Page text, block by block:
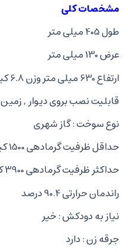
مشخصات کلی
طول 405 میلی متر
عرض 130 میلی متر
ارتفاع 630 میلی متر وزن 6.8 کیلوگرم
قابلیت نصب بروی دیوار , زمین
نوع سوخت : گاز شهری
حداقل ظرفیت گرمادهی 1500 کیلو کالری
حداکثر ظرفیت گرمادهی 3900 کیلو کالری
راندمان حرارتی 90.4 درصد
نیاز به دودکش : خیر
جرقه زن : دارد